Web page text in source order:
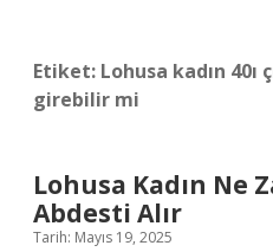
Etiket: Lohusa kadın
girebilir mi
Lohusa Kadın Ne
Abdesti Alır
Tarih: Mayıs 19, 2025